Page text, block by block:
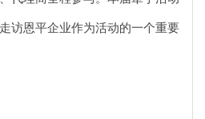
访恩平企业作为活动的一个重要